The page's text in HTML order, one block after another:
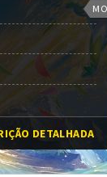
DETALHADA